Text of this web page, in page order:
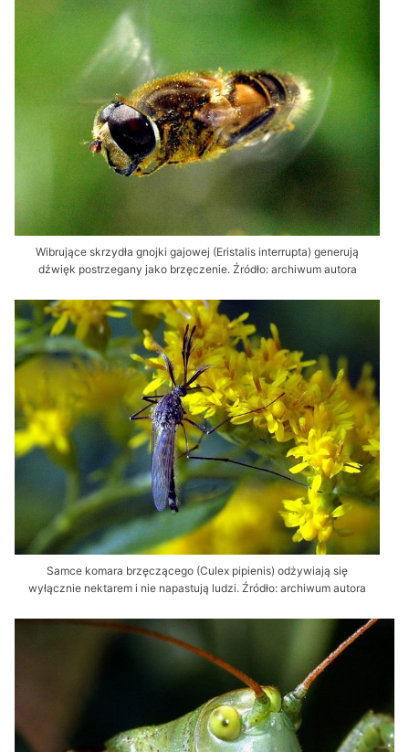
Wibrujące skrzydła gnojki gajowej (Eristalis interrupta) generują
dźwięk postrzegany jako brzęczenie. Źródło: archiwum autora
Samce komara brzęczącego (Culex pipienis) odżywiają się
wyłącznie nektarem i nie napastują ludzi. Źródło: archiwum autora